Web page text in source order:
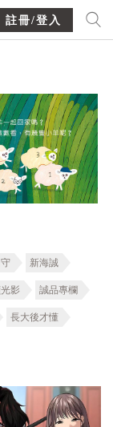
註冊/登入
新海誠
影 誠品專欄
長大後才懂